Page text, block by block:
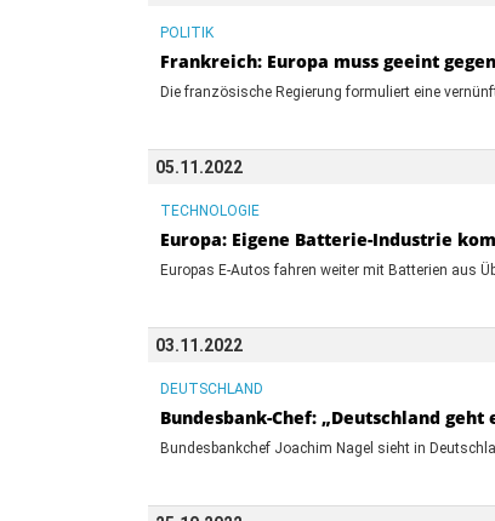
POLITIK
Frankreich: Europa muss geeint
Die französische Regierung formuliert eine
05.11.2022
TECHNOLOGIE
Europa: Eigene Batterie-Industrie
Europas E-Autos fahren weiter mit Batterien aus
03.11.2022
DEUTSCHLAND
Bundesbank-Chef: „Deutschland geht
Bundesbankchef Joachim Nagel sieht in